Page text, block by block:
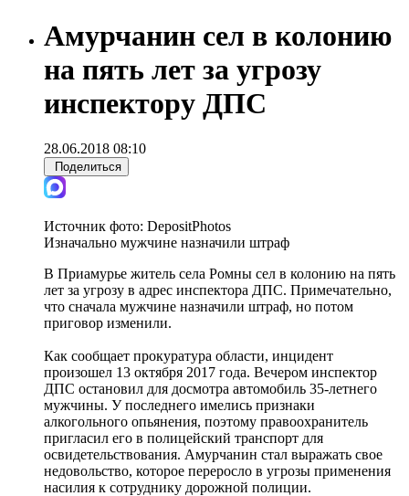
Амурчанин сел в колонию
на пять лет за угрозу
инспектору ДПС
28.06.2018 08:10
Поделиться
Источник фото: DepositPhotos
Изначально мужчине назначили штраф
В Приамурье житель села Ромны сел в колонию на пять
лет за угрозу в адрес инспектора ДПС. Примечательно,
что сначала мужчине назначили штраф, но потом
приговор изменили.
Как сообщает прокуратура области, инцидент
произошел 13 октября 2017 года. Вечером инспектор
ДПС остановил для досмотра автомобиль 35-летнего
мужчины. У последнего имелись признаки
алкогольного опьянения, поэтому правоохранитель
пригласил его в полицейский транспорт для
освидетельствования. Амурчанин стал выражать свое
недовольство, которое переросло в угрозы применения
насилия к сотруднику дорожной полиции.